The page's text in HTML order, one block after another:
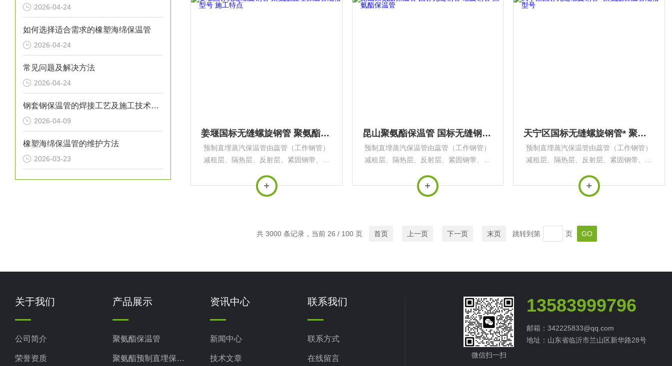
2026-04-24
如何选择适合需求的橡塑海绵保温管
2026-04-24
常见问题及解决方法
2026-04-24
钢套钢保温管的焊接工艺及施工技术研究
2026-04-09
橡塑海绵保温管的维护方法
2026-03-23
姜堰国标无缝螺旋钢管 聚氨酯直埋保温管规格型号 施工特点
预制直埋蒸汽保温管由蕊管（工作钢管）
减租层、隔热层、反射层、紧固钢带、滑
酯、缠绕玻璃钢组成。具有强度高、不易
损坏且能承受较大上部荷载的特点，为达
昆山聚氨酯保温管 国标无缝钢管 螺旋钢管 聚氨酯保温管
预制直埋蒸汽保温管由蕊管（工作钢管）
减租层、隔热层、反射层、紧固钢带、滑
酯、缠绕玻璃钢组成。具有强度高、不易
损坏且能承受较大上部荷载的特点，为达
天宁区国标无缝螺旋钢管* 聚氨酯保温管规格型号
预制直埋蒸汽保温管由蕊管（工作钢管）
减租层、隔热层、反射层、紧固钢带、滑
酯、缠绕玻璃钢组成。具有强度高、不易
损坏且能承受较大上部荷载的特点，为达
共 3000 条记录，当前 26 / 100 页 首页 上一页 下一页 末页 跳转到第 页
关于我们
公司简介
荣誉资质
产品展示
聚氨酯保温管
聚氨酯预制直埋保温管
资讯中心
新闻中心
技术文章
联系我们
联系方式
在线留言 微信扫一扫
13583999796
邮箱：342225833@qq.com
地址：山东省临沂市兰山区新华路28号